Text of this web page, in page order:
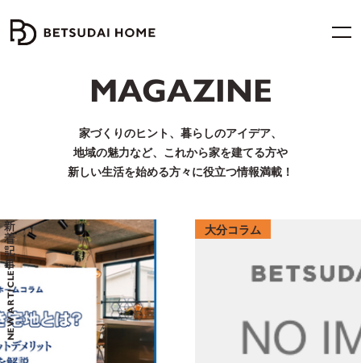
MAGAZINE
家づくりのヒント、暮らしのアイデア、
地域の魅力など、 これから家を建てる方や
新しい生活を始める方々に役立つ情報満載！
新着記事
NEW ARTICLE
大分コラム